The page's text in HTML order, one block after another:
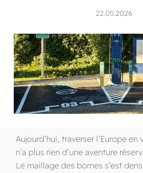
22.05.2026
Aujourd’hui, traverser l’Europe
n’a plus rien d’une aventure
Le maillage des bornes s’est